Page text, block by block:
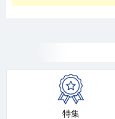
特集